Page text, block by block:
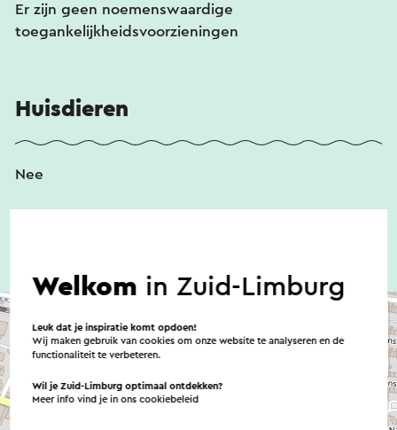
Er zijn geen noemenswaardige
toegankelijkheidsvoorzieningen
Huisdieren
Nee
Welkom in Zuid-Limburg
Leuk dat je inspiratie komt opdoen!
Wij maken gebruik van cookies om onze website te analyseren en de
functionaliteit te verbeteren.
Wil je Zuid-Limburg optimaal ontdekken?
Meer info vind je in onscookiebeleid